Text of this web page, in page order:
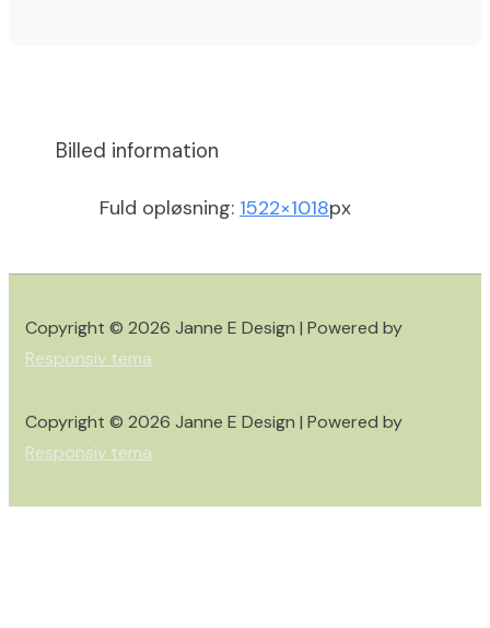
Billed information
Fuld opløsning: 1522×1018px
Copyright © 2026 Janne E Design | Powered by
Responsiv tema
Copyright © 2026 Janne E Design | Powered by
Responsiv tema